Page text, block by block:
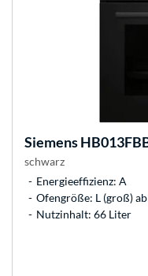
Siemens
schwarz
Energieeffizienz: A
Ofengröße: L (groß)
Nutzinhalt: 66 Liter